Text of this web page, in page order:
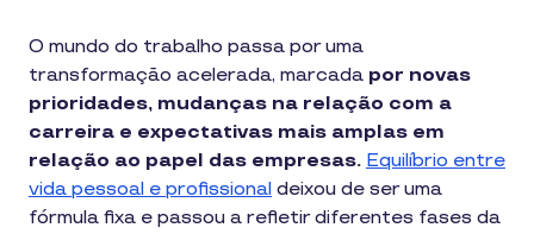
O mundo do trabalho passa por uma
transformação acelerada, marcada por novas
prioridades, mudanças na relação com a
carreira e expectativas mais amplas em
relação ao papel das empresas. Equilíbrio entre
vida pessoal e profissional deixou de ser uma
fórmula fixa e passou a refletir diferentes fases da